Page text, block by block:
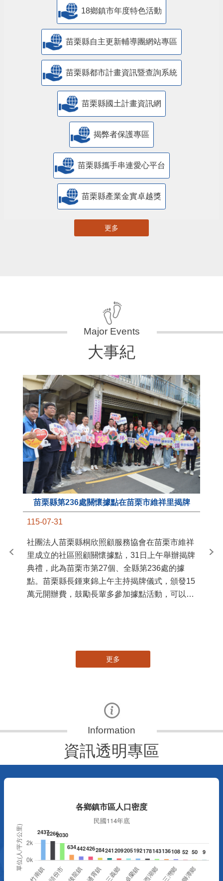
18鄉鎮市年度特色活動
苗栗縣自主更新輔導團網站專區
苗栗縣都市計畫資訊暨查詢系統
苗栗縣國土計畫資訊網
揭弊者保護專區
苗栗縣攜手串連愛心平台
苗栗縣產業金實卓越獎
更多
大事紀
苗栗縣第236處關懷據點在苗栗市維祥里揭牌
115-07-31
社團法人苗栗縣桐欣照顧服務協會在苗栗市維祥
里成立的社區照顧關懷據點，31日上午舉辦揭牌
典禮，此為苗栗市第27個、全縣第236處的據
點。苗栗縣長鍾東錦上午主持揭牌儀式，頒發15
萬元開辦費，鼓勵長輩多參加據點活動，可以更
苗
更多
資訊透明專區